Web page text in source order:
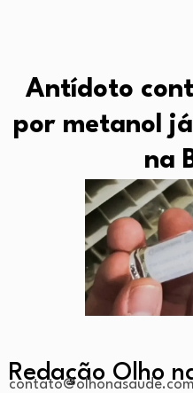
Antídoto
por metanol
na
Redação Olho